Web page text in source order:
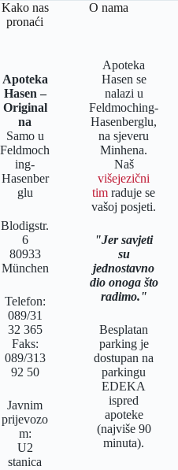
Kako nas
pronaći
Apoteka
Hasen –
Original
na
Samo u
Feldmoch
ing-
Hasenber
glu
Blodigstr.
6
80933
München
Telefon:
089/31
32 365
Faks:
089/313
92 50
Javnim
prijevozo
m:
U2
stanica
O nama
Apoteka
Hasen se
nalazi u
Feldmoching-
Hasenberglu,
na sjeveru
Minhena.
Naš
višejezični
tim raduje se
vašoj posjeti.
Jer savjeti
su
jednostavno
dio onoga što
radimo.
Besplatan
parking je
dostupan na
parkingu
EDEKA
ispred
apoteke
(najviše 90
minuta).